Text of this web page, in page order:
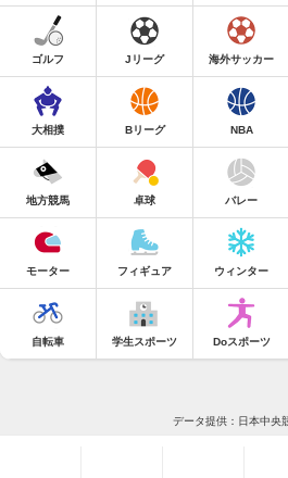
ゴルフ Jリーグ 海外サッカー
大相撲 Bリーグ NBA
地方競馬 卓球 バレー
モーター フィギュア ウィンター
自転車 学生スポーツ Doスポーツ
データ提供：日本中央